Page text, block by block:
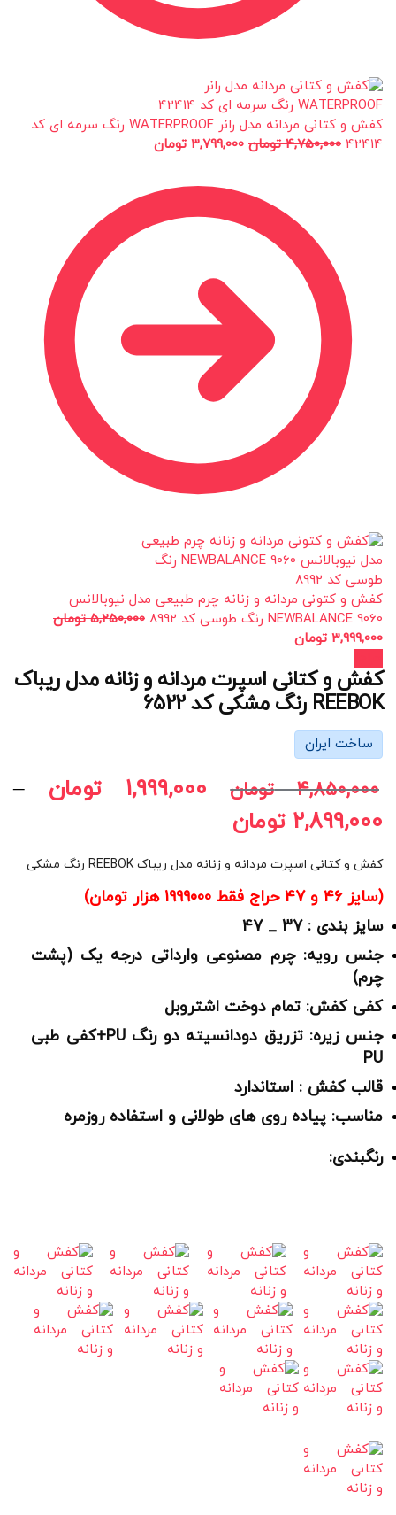
کفش و کتانی مردانه مدل رانر WATERPROOF رنگ سرمه ای کد
42414
4,750,000 تومان 3,799,000 تومان
کفش و کتونی مردانه و زنانه چرم طبیعی مدل نیوبالانس
NEWBALANCE 9060 رنگ طوسی کد 8992
5,250,000 تومان
3,999,000 تومان
کفش و کتانی اسپرت مردانه و زنانه مدل ریباک
REEBOK رنگ مشکی کد 6522
ساخت ایران
4,850,000 تومان 1,999,000 تومان –
2,899,000 تومان
کفش و کتانی اسپرت مردانه و زنانه مدل ریباک REEBOK رنگ مشکی
(سایز 46 و 47 حراج فقط 1999000 هزار تومان)
سایز بندی : 37 _ 47
جنس رویه: چرم مصنوعی وارداتی درجه یک (پشت
چرم)
کفی کفش: تمام دوخت اشتروبل
جنس زیره: تزریق دودانسیته دو رنگ PU+کفی طبی
PU
قالب کفش : استاندارد
مناسب: پیاده روی های طولانی و استفاده روزمره
رنگبندی: